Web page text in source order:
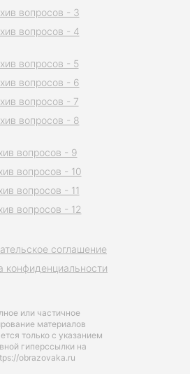
или частичное
материалов
только с указанием
гиперссылки на
obrazovaka.ru
соглашение
конфиденциальности
вопросов - 3
вопросов - 4
вопросов - 5
вопросов - 6
вопросов - 7
вопросов - 8
вопросов - 9
вопросов - 10
вопросов - 11
вопросов - 12